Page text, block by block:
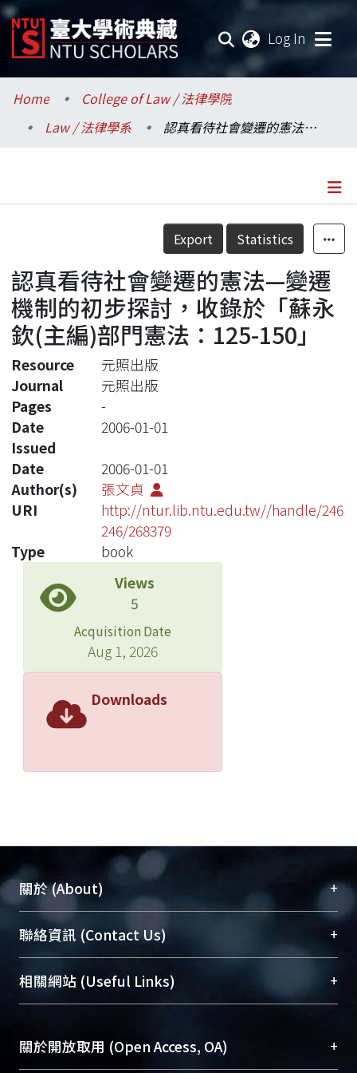
Log In
Communities & Collections
Research Outputs
Statistics
Home
College of Law / 法律學院
Law / 法律學系
認真看待社會變遷的憲法—變遷機制的初步探討，收錄於「蘇永欽(主編)部門憲法：125-150」
Details
Export Statistics
認真看待社會變遷的憲法—變遷
機制的初步探討，收錄於「蘇永
欽(主編)部門憲法：125-150」
Resource
元照出版
Journal
元照出版
Pages
-
Date
Issued
2006-01-01
Date
2006-01-01
Author(s)
張文貞
URI
http://ntur.lib.ntu.edu.tw//handle/246
246/268379
Type
book
Views
5
Acquisition Date
Aug 1, 2026
Downloads
關於 (About) +
臺大位居世界頂尖大學之列，為永久珍藏及向國際
展現本校豐碩的研究成果及學術能量，圖書館整合
機構典藏（NTUR）與學術庫（AH）不同功能平
台，成為臺大學術典藏NTU scholars。期能整合研
成果。
聯絡資訊 (Contact Us) +
總館學科館員(Main Library)
醫學圖書館學科館員(Medical Library)
Sciences Library)
相關網站 (Useful Links) +
關於開放取用 (Open Access, OA) +